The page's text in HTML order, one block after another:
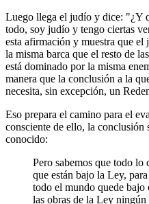
Luego llega el judío y dice: "¿Y
todo, soy judío y tengo ciertas
esta afirmación y muestra que el
la misma barca que el resto de
está dominado por la misma
manera que la conclusión a la
necesita, sin excepción, un
Eso prepara el camino para el
consciente de ello, la conclusión
conocido:
Pero sabemos que todo
que están bajo la Ley,
todo el mundo quede
las obras de la Ley